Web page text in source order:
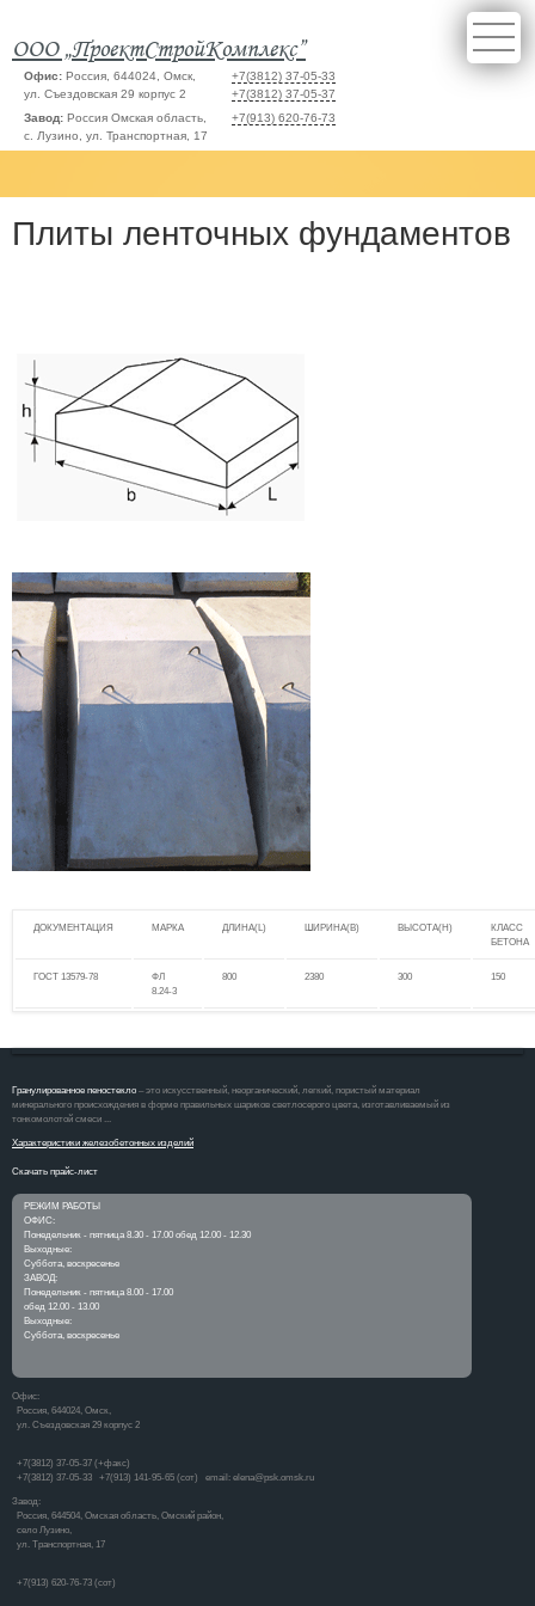
ООО „ПроектСтройКомплекс”
Офис: Россия, 644024, Омск,
ул. Съездовская 29 корпус 2
Завод: Россия Омская область,
с. Лузино, ул. Транспортная, 17
+7(3812) 37-05-33
+7(3812) 37-05-37
+7(913) 620-76-73
Плиты ленточных фундаментов
ДОКУМЕНТАЦИЯ МАРКА ДЛИНА(L) ШИРИНА(B) ВЫСОТА(H)
КЛАСС
БЕТОНА
ГОСТ 13579-78
ФЛ
8.24-3
800 2380 300 150
Гранулированное пеностекло – это искусственный, неорганический, легкий, пористый материал
минерального происхождения в форме правильных шариков светлосерого цвета, изготавливаемый из
тонкомолотой смеси ...
Характеристики железобетонных изделий
Скачать прайс-лист
РЕЖИМ РАБОТЫ
ОФИС:
Понедельник - пятница 8.30 - 17.00 обед 12.00 - 12.30
Выходные:
Суббота, воскресенье
ЗАВОД:
Понедельник - пятница 8.00 - 17.00
обед 12.00 - 13.00
Выходные:
Cуббота, воскресенье
Офис:
Россия, 644024, Омск,
ул. Съездовская 29 корпус 2
+7(3812) 37-05-37 (+факс)
+7(3812) 37-05-33 +7(913) 141-95-65 (сот) email: elena@psk.omsk.ru
Завод:
Россия, 644504, Омская область, Омский район,
село Лузино,
ул. Транспортная, 17
+7(913) 620-76-73 (сот)